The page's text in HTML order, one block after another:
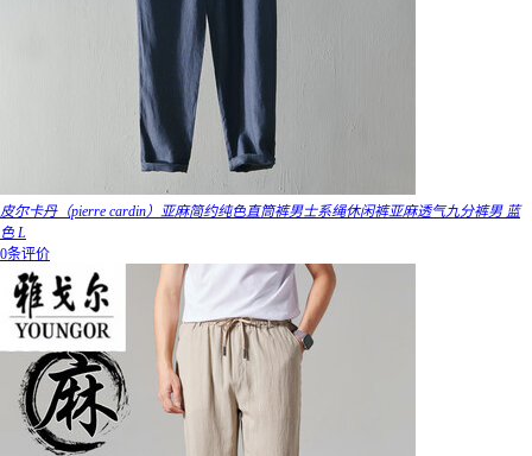
皮尔卡丹（pierre cardin）亚麻简约纯色直筒裤男士系绳休闲裤亚麻透气九分裤男 蓝
色 L
0条评价